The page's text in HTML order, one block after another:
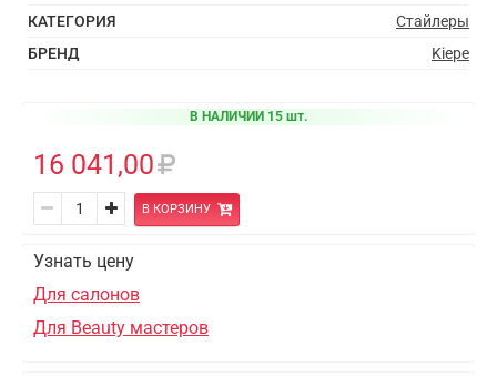
КАТЕГОРИЯ
Стайлеры
БРЕНД
Kiepe
В НАЛИЧИИ 15 шт.
16 041,00
В КОРЗИНУ
Узнать цену
Для салонов
Для Beauty мастеров